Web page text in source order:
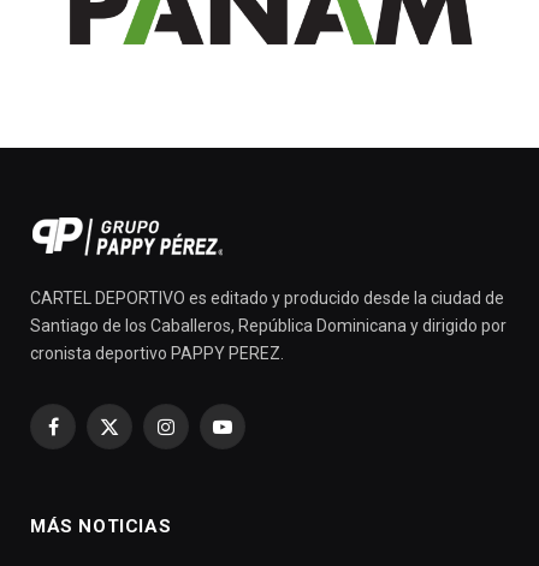
CARTEL DEPORTIVO es editado y producido desde la ciudad de
Santiago de los Caballeros, República Dominicana y dirigido por
cronista deportivo PAPPY PEREZ.
Facebook
X
InstagramYouTube
MÁS NOTICIAS